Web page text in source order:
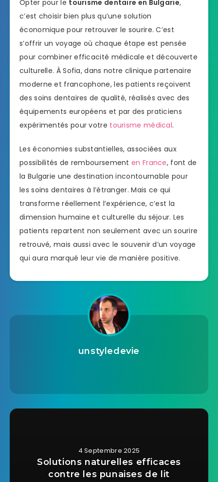
Opter pour le tourisme dentaire en Bulgarie,
c’est choisir bien plus qu’une solution
économique pour retrouver le sourire. C’est
s’offrir un voyage où chaque étape est pensée
pour combiner efficacité médicale et découverte
culturelle. À Sofia, dans notre clinique partenaire
moderne et francophone, les patients reçoivent
des soins dentaires de qualité, réalisés avec des
équipements européens et par des praticiens
expérimentés pour votre tourisme médical.
Les économies substantielles, associées aux
possibilités de remboursementen France, font de
la Bulgarie une destination incontournable pour
les soins dentaires à l’étranger. Mais ce qui
transforme réellement l’expérience, c’est la
dimension humaine et culturelle du séjour. Les
patients repartent non seulement avec un sourire
retrouvé, mais aussi avec le souvenir d’un voyage
qui aura marqué leur vie de manière positive.
unstyledevie
4 Septembre 2025
Solutions naturelles efficaces
contre les punaises de lit